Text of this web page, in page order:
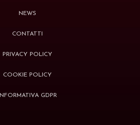
NEWS
CONTATTI
PRIVACY POLICY
COOKIE POLICY
INFORMATIVA GDPR